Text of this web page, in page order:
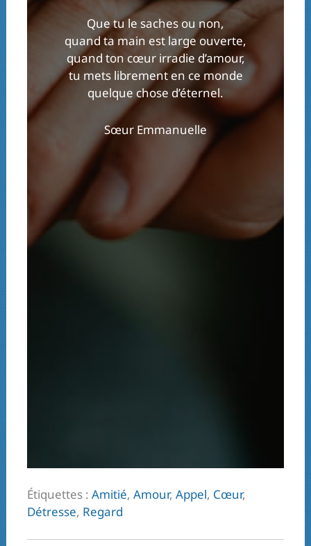
Que tu le saches ou non,
quand ta main est large ouverte,
quand ton cœur irradie d’amour,
tu mets librement en ce monde
quelque chose d’éternel.
Sœur Emmanuelle
Étiquettes :Amitié,Amour,Appel, Cœur,
Détresse, Regard